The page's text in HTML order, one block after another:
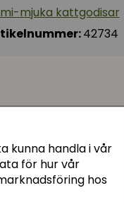
kunna handla i vår
för hur vår
hos
mjuka kattgodisar
42734